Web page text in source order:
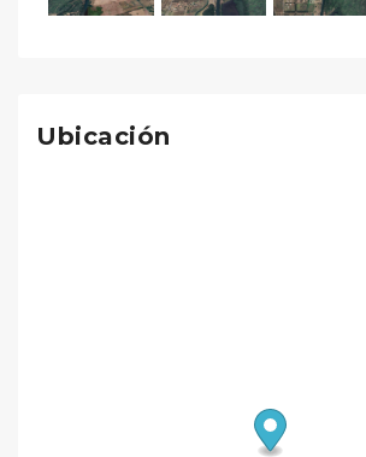
Ubicación